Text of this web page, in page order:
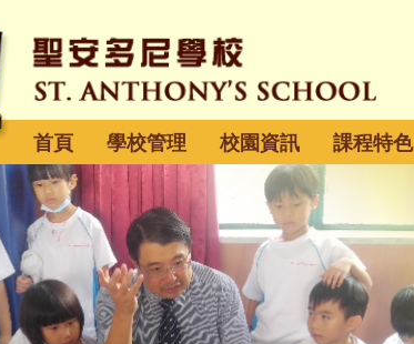
首頁 學校管理 校園資訊 課程特色